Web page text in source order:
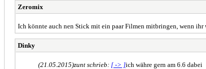
Zeromix
Ich könnte auch nen Stick mit ein paar Filmen mitbringen, wenn ihr
Dinky
(21.05.2015)zunt schrieb: [ -> ]ich währe gern am 6.6 dabei